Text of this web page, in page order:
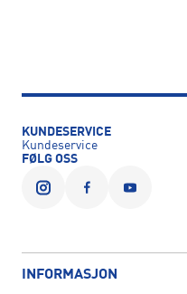
KUNDESERVICE
Kundeservice
FØLG OSS
INFORMASJON